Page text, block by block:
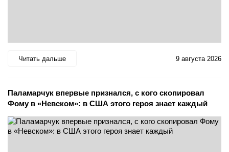
Читать дальше 9 августа 2026
Паламарчук впервые признался, с кого скопировал
Фому в «Невском»: в США этого героя знает каждый